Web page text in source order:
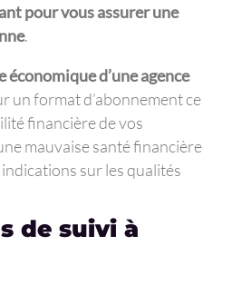
pour vous assurer une
.
économique d’une agence
un format d’abonnement ce
financière de vos
mauvaise santé financière
sur les qualités
de suivi à